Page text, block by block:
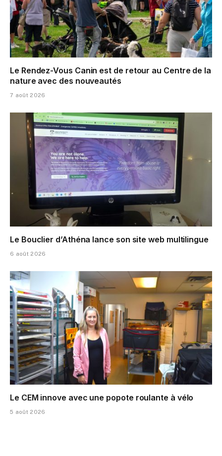
Le Rendez-Vous Canin est de retour au Centre de la
nature avec des nouveautés
7 août 2026
Le Bouclier d’Athéna lance son site web multilingue
6 août 2026
Le CEM innove avec une popote roulante à vélo
5 août 2026